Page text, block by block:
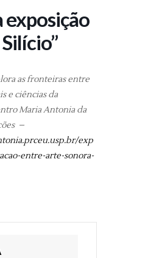
as fronteiras entre
e ciências da
Maria Antonia da
–
exp
entre-arte-sonora-